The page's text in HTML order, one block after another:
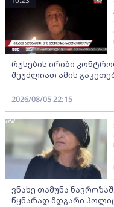
რუსების ირიბი
შეუძლიათ ამის
2026/08/05 22:15
ვნახე თამუნა
წყნარად მდგარი